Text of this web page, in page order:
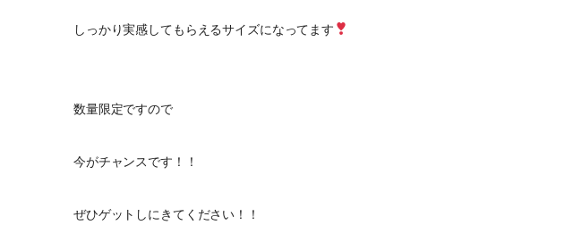
しっかり実感してもらえるサイズになってます
数量限定ですので
今がチャンスです！！
ぜひゲットしにきてください！！